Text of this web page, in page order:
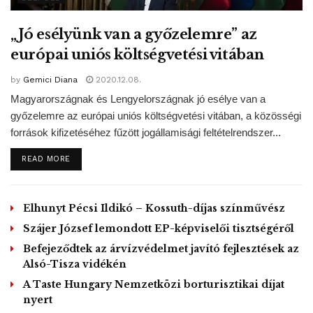
Alapítvány 2005 óta segíti az egyedülálló szülőket és
másfél éve megnyitott civil intézményük nemzetközileg is
úttörő kezdeményezésnek számít. Felidézte, hogy amikor
tavaly az ENSZ-ben előadást tartott a budapesti
központról, „rácsodálkoztak” kezdeményezésükre, pedig a
világon 320 millió gyerek él egy szülővel.
Kifejtette, a központ 2018 ősze óta hat területen 70-féle
táboroztatáson át egy a nők munkaerőpiacra segítését
segítő nemzetközi programig.
tagjának tudtak segíteni. Szakmai rendezvényeiken
képzést és 80 önkéntes segíti a munkájukat – mondta.
„Jó esélyünk van a győzelemre” az
európai uniós költségvetési vitában
by Gemici Diana 2020.12.08.
Magyarországnak és Lengyelországnak jó esélye van a
győzelemre az európai uniós költségvetési vitában, a közösségi
források kifizetéséhez fűzött jogállamisági feltételrendszer...
READ MOREDETAILS
Elhunyt Pécsi Ildikó – Kossuth-díjas színművész
Szájer József lemondott EP-képviselői tisztségéről
Befejeződtek az árvízvédelmet javító fejlesztések az
Alsó-Tisza vidékén
A Taste Hungary Nemzetközi borturisztikai díjat
nyert